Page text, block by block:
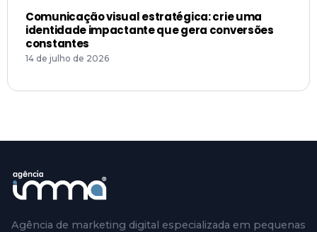
Comunicação visual estratégica: crie uma
identidade impactante que gera conversões
constantes
14 de julho de 2026
Agência de marketing digital especializada em pequenas